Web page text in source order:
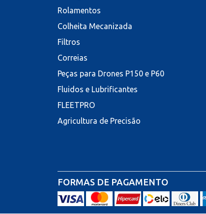
Rolamentos
Colheita Mecanizada
Filtros
Correias
Peças para Drones P150 e P60
Fluidos e Lubrificantes
FLEETPRO
Agricultura de Precisão
FORMAS DE PAGAMENTO